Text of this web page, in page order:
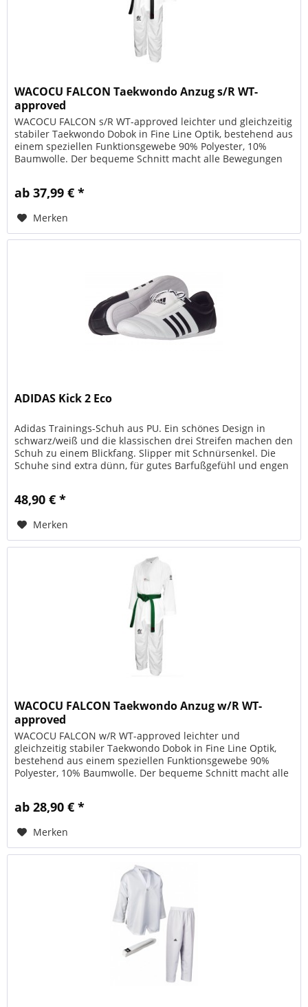
WACOCU FALCON Taekwondo Anzug s/R WT-
approved
WACOCU FALCON s/R WT-approved leichter und gleichzeitig
stabiler Taekwondo Dobok in Fine Line Optik, bestehend aus
einem speziellen Funktionsgewebe 90% Polyester, 10%
Baumwolle. Der bequeme Schnitt macht alle Bewegungen
ab 37,99 € *
Merken
ADIDAS Kick 2 Eco
Adidas Trainings-Schuh aus PU. Ein schönes Design in
schwarz/weiß und die klassischen drei Streifen machen den
Schuh zu einem Blickfang. Slipper mit Schnürsenkel. Die
Schuhe sind extra dünn, für gutes Barfußgefühl und engen
48,90 € *
Merken
WACOCU FALCON Taekwondo Anzug w/R WT-
approved
WACOCU FALCON w/R WT-approved leichter und
gleichzeitig stabiler Taekwondo Dobok in Fine Line Optik,
bestehend aus einem speziellen Funktionsgewebe 90%
Polyester, 10% Baumwolle. Der bequeme Schnitt macht alle
ab 28,90 € *
Merken